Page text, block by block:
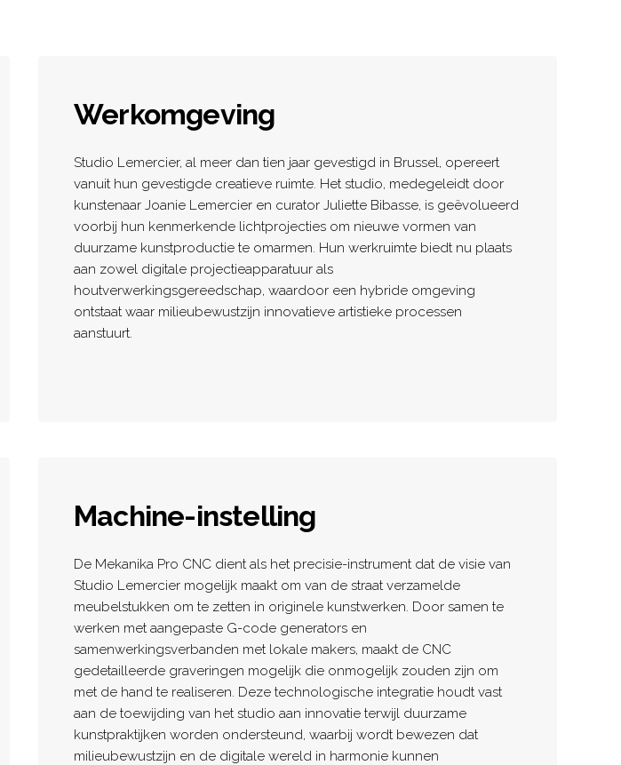
Werkomgeving
Studio Lemercier, al meer dan tien jaar gevestigd in Brussel, opereert
vanuit hun gevestigde creatieve ruimte. Het studio, medegeleidt door
kunstenaar Joanie Lemercier en curator Juliette Bibasse, is geëvolueerd
voorbij hun kenmerkende lichtprojecties om nieuwe vormen van
duurzame kunstproductie te omarmen. Hun werkruimte biedt nu plaats
aan zowel digitale projectieapparatuur als
houtverwerkingsgereedschap, waardoor een hybride omgeving
ontstaat waar milieubewustzijn innovatieve artistieke processen
aanstuurt.
Machine-instelling
De Mekanika Pro CNC dient als het precisie-instrument dat de visie van
Studio Lemercier mogelijk maakt om van de straat verzamelde
meubelstukken om te zetten in originele kunstwerken. Door samen te
werken met aangepaste G-code generators en
samenwerkingsverbanden met lokale makers, maakt de CNC
gedetailleerde graveringen mogelijk die onmogelijk zouden zijn om
met de hand te realiseren. Deze technologische integratie houdt vast
aan de toewijding van het studio aan innovatie terwijl duurzame
kunstpraktijken worden ondersteund, waarbij wordt bewezen dat
milieubewustzijn en de digitale wereld in harmonie kunnen